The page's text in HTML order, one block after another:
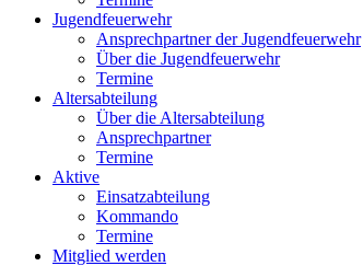
Jugendfeuerwehr
Ansprechpartner der Jugendfeuerwehr
Über die Jugendfeuerwehr
Termine
Altersabteilung
Über die Altersabteilung
Ansprechpartner
Termine
Aktive
Einsatzabteilung
Kommando
Termine
Mitglied werden